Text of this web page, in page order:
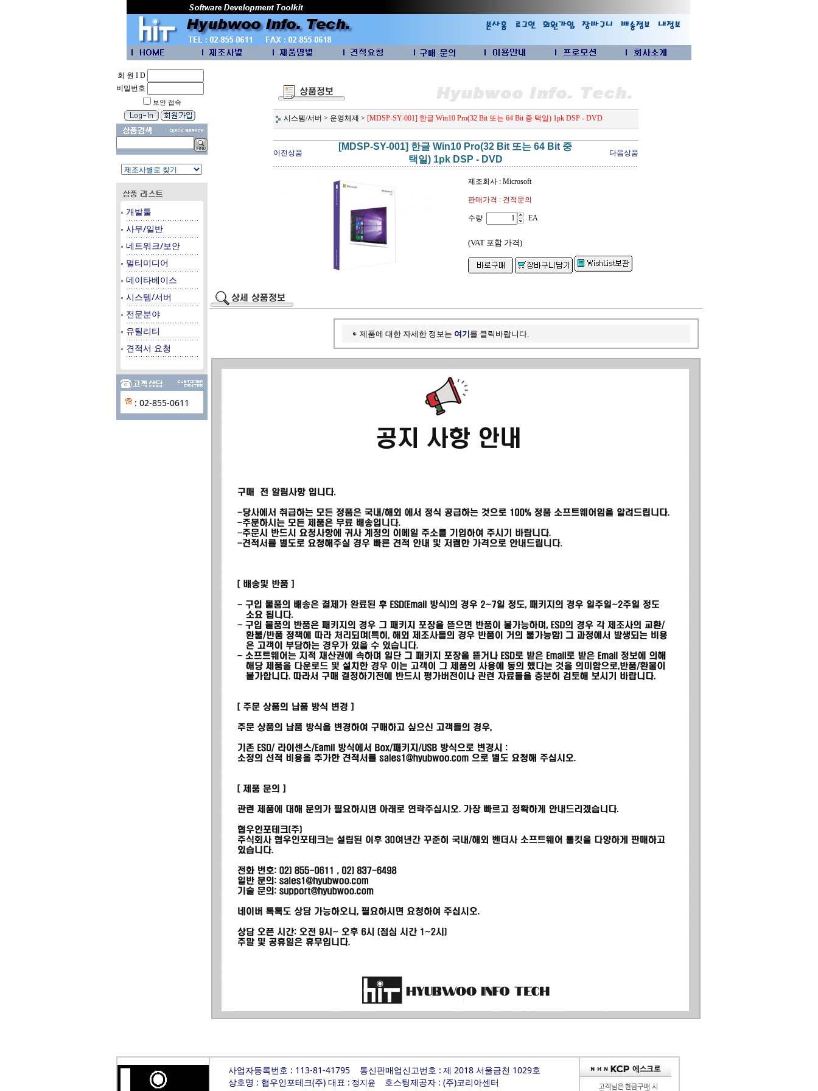
회 원 I D
비밀번호
보안 접속
개발툴
사무/일반
네트워크/보안
멀티미디어
데이타베이스
시스템/서버
전문분야
유틸리티
견적서 요청
: 02-855-0611
시스템/서버 > 운영체제 > [MDSP-SY-001] 한글 Win10 Pro(32 Bit 또는 64 Bit 중 택일) 1pk DSP - DVD
이전상품
[MDSP-SY-001] 한글 Win10 Pro(32 Bit 또는 64 Bit 중
택일) 1pk DSP - DVD
다음상품
제조회사 : Microsoft
판매가격 : 견적문의
수량 EA
(VAT 포함 가격)
제품에 대한 자세한 정보는 여기 를 클릭바랍니다.
사업자등록번호 : 113-81-41795 통신판매업신고번호 : 제 2018 서울금천 1029호
상호명 : 협우인포테크(주) 대표 : 정지윤
호스팅제공자 : (주)코리아센터